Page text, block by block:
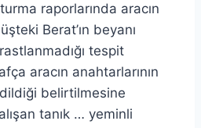
raporlarında aracın
Berat’ın beyanı
tespit
aracın anahtarlarının
belirtilmesine
tanık … yeminli